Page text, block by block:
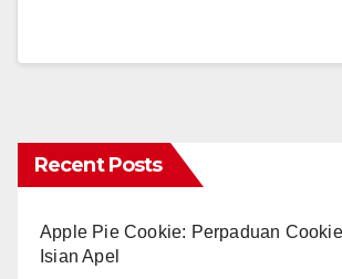
Recent Posts
Apple Pie Cookie: Perpaduan
Isian Apel